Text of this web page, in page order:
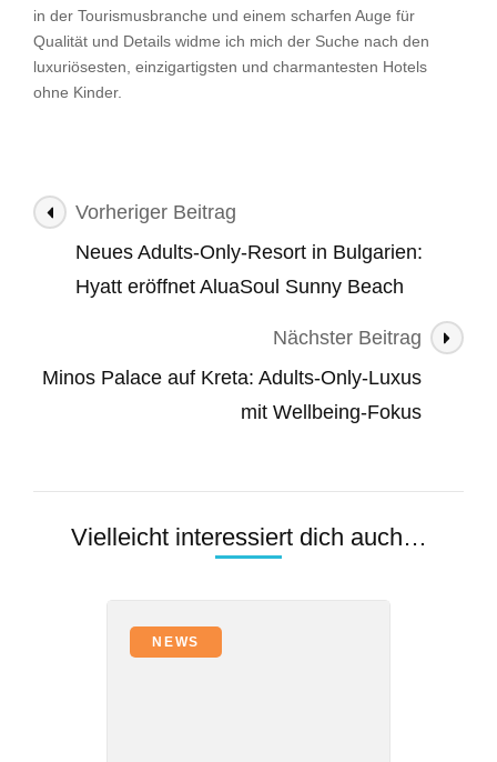
in der Tourismusbranche und einem scharfen Auge für
Qualität und Details widme ich mich der Suche nach den
luxuriösesten, einzigartigsten und charmantesten Hotels
ohne Kinder.
Beitragsnavigation
Vorheriger Beitrag
Neues Adults-Only-Resort in Bulgarien:
Hyatt eröffnet AluaSoul Sunny Beach
Nächster Beitrag
Minos Palace auf Kreta: Adults-Only-Luxus
mit Wellbeing-Fokus
Vielleicht interessiert dich auch…
NEWS